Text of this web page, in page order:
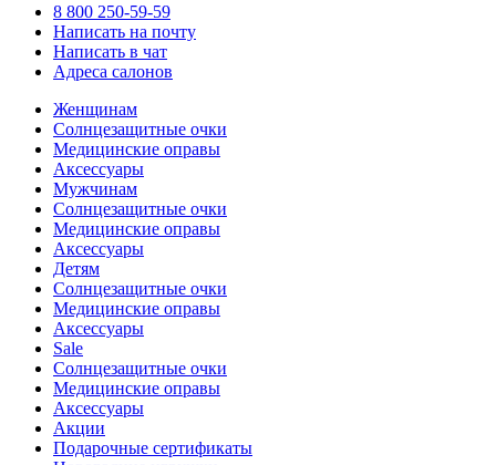
8 800 250-59-59
Написать на почту
Написать в чат
Адреса салонов
Женщинам
Солнцезащитные очки
Медицинские оправы
Аксессуары
Мужчинам
Солнцезащитные очки
Медицинские оправы
Аксессуары
Детям
Солнцезащитные очки
Медицинские оправы
Аксессуары
Sale
Солнцезащитные очки
Медицинские оправы
Аксессуары
Акции
Подарочные сертификаты